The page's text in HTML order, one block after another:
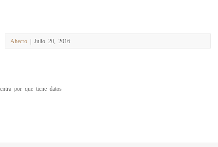
Ahecro | Julio 20, 2016
entra por que tiene datos